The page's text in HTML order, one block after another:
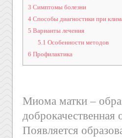
3 Симптомы болезни
4 Способы диагностики при
5 Варианты лечения
5.1 Особенности методов
6 Профилактика
Миома матки –
доброкачественная
Появляется